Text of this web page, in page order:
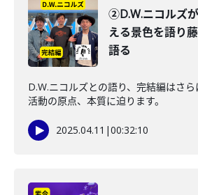
②D.W.ニコルズ
える景色を語り
語る
D.W.ニコルズとの語り、完結編はさ
活動の原点、本質に迫ります。
2025.04.11 |00:32:10